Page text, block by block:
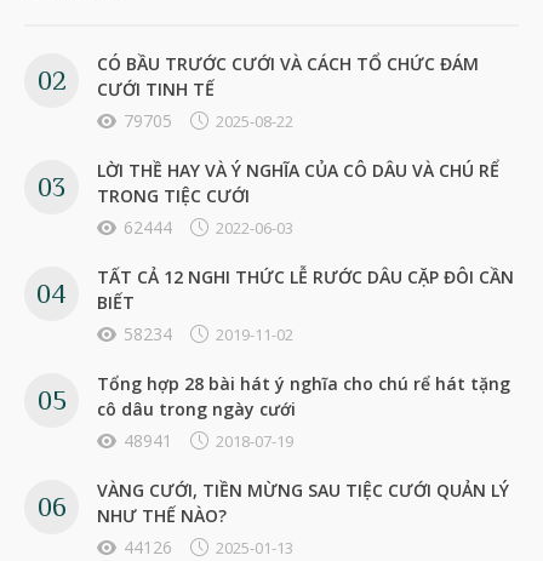
CÓ BẦU TRƯỚC CƯỚI VÀ CÁCH TỔ CHỨC ĐÁM
CƯỚI TINH TẾ
79705
2025-08-22
LỜI THỀ HAY VÀ Ý NGHĨA CỦA CÔ DÂU VÀ CHÚ RỂ
TRONG TIỆC CƯỚI
62444
2022-06-03
TẤT CẢ 12 NGHI THỨC LỄ RƯỚC DÂU CẶP ĐÔI CẦN
BIẾT
58234
2019-11-02
Tổng hợp 28 bài hát ý nghĩa cho chú rể hát tặng
cô dâu trong ngày cưới
48941
2018-07-19
VÀNG CƯỚI, TIỀN MỪNG SAU TIỆC CƯỚI QUẢN LÝ
NHƯ THẾ NÀO?
44126
2025-01-13